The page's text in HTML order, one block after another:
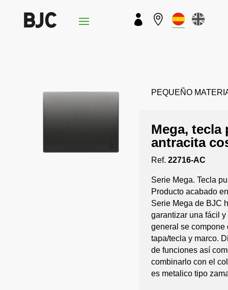
 
PEQUEÑO
Mega,
antracita
Ref. 22716-AC
Serie Mega. Tecla
Producto acabado
Serie Mega de BJC
garantizar una fácil
general se compone
tapa/tecla y marco.
de funciones así
combinarlo con el
es metalico tipo